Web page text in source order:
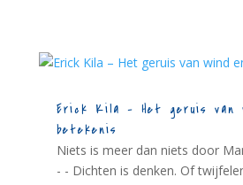
Erick Kila – Het geruis van
betekenis
Niets is meer dan niets door
- - Dichten is denken. Of